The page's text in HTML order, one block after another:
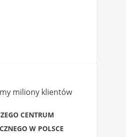
miliony klientów
CENTRUM
W POLSCE